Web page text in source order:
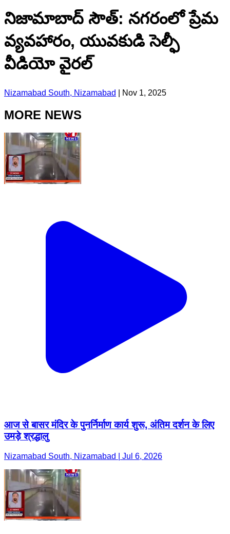
నిజామాబాద్ సౌత్: నగరంలో ప్రేమ
వ్యవహారం, యువకుడి సెల్ఫీ
వీడియో వైరల్
Nizamabad South, Nizamabad Nov 1, 2025
MORE NEWS
आज से बासर मंदिर के पुनर्निर्माण कार्य शुरू, अंतिम दर्शन के लिए
उमड़े श्रद्धालु
Nizamabad South, Nizamabad | Jul 6, 2026